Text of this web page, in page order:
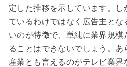
定した推移を示しています。し
ているわけではなく広告主と
いのが特徴で、単純に業界規
ることはできないでしょう。
産業とも言えるのがテレビ業界